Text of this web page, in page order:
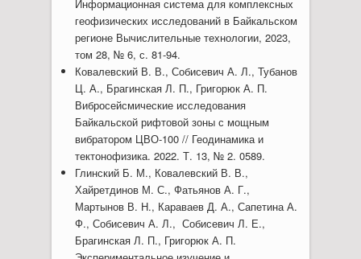
Информационная система для комплексных
геофизических исследований в Байкальском
регионе Вычислительные технологии, 2023,
том 28, № 6, с. 81-94.
Ковалевский В. В., Собисевич А. Л., Тубанов
Ц. А., Брагинская Л. П., Григорюк А. П.
Вибросейсмические исследования
Байкальской рифтовой зоны с мощным
вибратором ЦВО-100 // Геодинамика и
тектонофизика. 2022. Т. 13, № 2. 0589.
Глинский Б. М., Ковалевский В. В.,
Хайретдинов М. С., Фатьянов А. Г.,
Мартынов В. Н., Караваев Д. А., Сапетина А.
Ф., Собисевич А. Л., Собисевич Л. Е.,
Брагинская Л. П., Григорюк А. П.